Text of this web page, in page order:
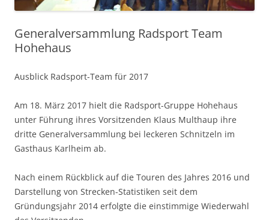
Generalversammlung Radsport Team
Hohehaus
Ausblick Radsport-Team für 2017
Am 18. März 2017 hielt die Radsport-Gruppe Hohehaus
unter Führung ihres Vorsitzenden Klaus Multhaup ihre
dritte Generalversammlung bei leckeren Schnitzeln im
Gasthaus Karlheim ab.
Nach einem Rückblick auf die Touren des Jahres 2016 und
Darstellung von Strecken-Statistiken seit dem
Gründungsjahr 2014 erfolgte die einstimmige Wiederwahl